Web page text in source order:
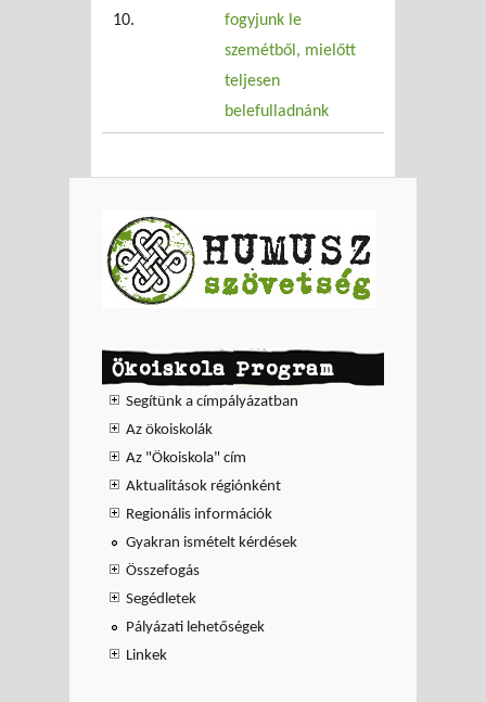
10.
fogyjunk le
szemétből, mielőtt
teljesen
belefulladnánk
Ökoiskola Program
Segítünk a címpályázatban
Az ökoiskolák
Az "Ökoiskola" cím
Aktualitások régiónként
Regionális információk
Gyakran ismételt kérdések
Összefogás
Segédletek
Pályázati lehetőségek
Linkek